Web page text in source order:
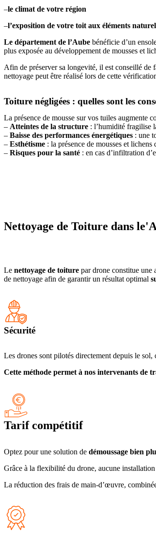
–le climat de votre région
–l’exposition de votre toit aux éléments
Le département de l’Aube bénéficie d’un
plus exposée au développement de mousses et
Afin de préserver sa longevité, il est conseillé de
nettoyage peut être réalisé lors de cette
Toiture négligées : quelles sont les
La présence de mousse sur vos tuiles augmente
– Atteintes de la structure : l’humidité fragilise
– Baisse des performances énergétiques : une
– Esthétisme : la présence de mousses et
– Risques pour la santé : en cas d’infiltration
Nettoyage de Toiture dans
Le nettoyage de toiture par drone constitue une
de nettoyage afin de garantir un résultat optimal
Sécurité
Les drones sont pilotés directement depuis le
Cette méthode permet à nos intervenants de
Tarif compétitif
Optez pour une solution de démoussage bien
Grâce à la flexibilité du drone, aucune installation
La réduction des frais de main-d’œuvre,